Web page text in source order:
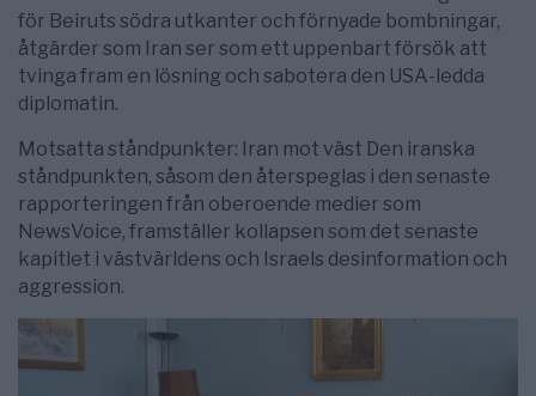
för Beiruts södra utkanter och förnyade bombningar,
åtgärder som Iran ser som ett uppenbart försök att
tvinga fram en lösning och sabotera den USA-ledda
diplomatin.
Motsatta ståndpunkter: Iran mot väst Den iranska
ståndpunkten, såsom den återspeglas i den senaste
rapporteringen från oberoende medier som
NewsVoice, framställer kollapsen som det senaste
kapitlet i västvärldens och Israels desinformation och
aggression.